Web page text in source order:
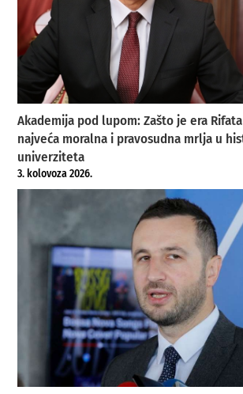
Akademija pod lupom: Zašto je era
najveća moralna i pravosudna mrlja u
univerziteta
3. kolovoza 2026.